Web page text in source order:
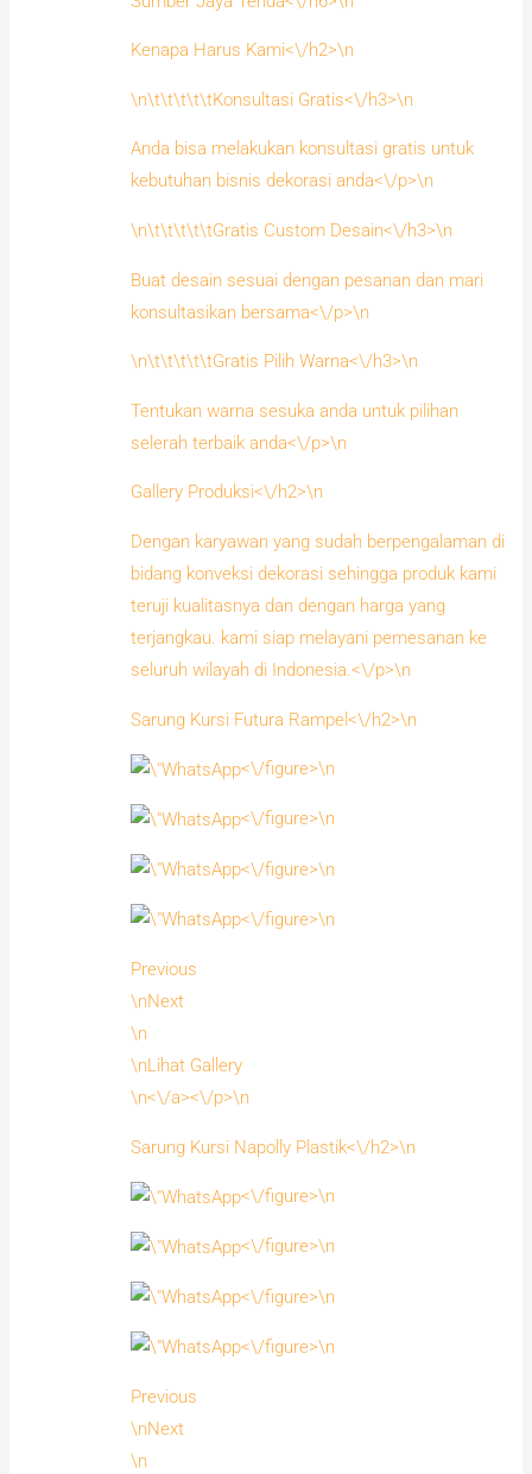
Kenapa Harus Kami<\/h2>\n
\n\t\t\t\t\tKonsultasi Gratis<\/h3>\n
Anda bisa melakukan konsultasi gratis untuk
kebutuhan bisnis dekorasi anda<\/p>\n
\n\t\t\t\t\tGratis Custom Desain<\/h3>\n
Buat desain sesuai dengan pesanan dan mari
konsultasikan bersama<\/p>\n
\n\t\t\t\t\tGratis Pilih Warna<\/h3>\n
Tentukan warna sesuka anda untuk pilihan
selerah terbaik anda<\/p>\n
Gallery Produksi<\/h2>\n
Dengan karyawan yang sudah berpengalaman di
bidang konveksi dekorasi sehingga produk kami
teruji kualitasnya dan dengan harga yang
terjangkau. kami siap melayani pemesanan ke
seluruh wilayah di Indonesia.<\/p>\n
Sarung Kursi Futura Rampel<\/h2>\n
<\/figure>\n
<\/figure>\n
<\/figure>\n
<\/figure>\n
Previous
\nNext
\n
\nLihat Gallery
\n<\/a><\/p>\n
Sarung Kursi Napolly Plastik<\/h2>\n
<\/figure>\n
<\/figure>\n
<\/figure>\n
<\/figure>\n
Previous
\nNext
\n